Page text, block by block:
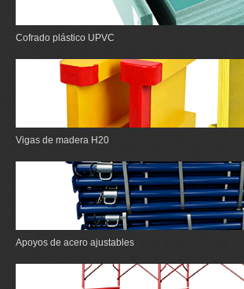
Cofrado plástico UPVC
Vigas de madera H20
Apoyos de acero ajustables